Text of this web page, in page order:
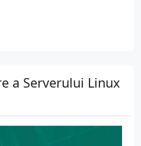
a Serverului Linux